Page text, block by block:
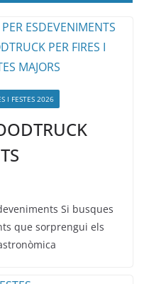
I FESTES 2026
Si busques
que sorprengui els